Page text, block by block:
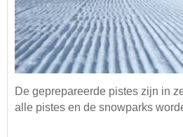
De geprepareerde pistes zijn in
alle pistes en de snowparks